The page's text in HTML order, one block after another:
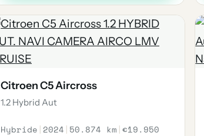
Citroen C5 Aircross
1.2 Hybrid Aut
Hybride | 2024 | 50.874 km |€19.950